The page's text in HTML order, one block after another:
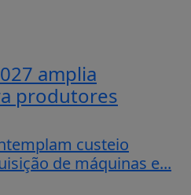
amplia
produtores
custeio
de máquinas e...